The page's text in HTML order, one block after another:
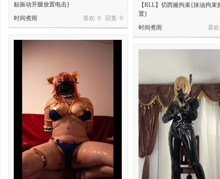
贴振动开腿放置电击}
喜欢: 0 回复: 0
时间煮雨
【RLL】切西娅拘束{抹油拘束
置}
喜
时间煮雨